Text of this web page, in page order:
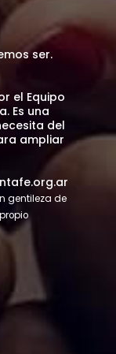
ser.
el Equipo
Es una
del
ampliar
gentileza de